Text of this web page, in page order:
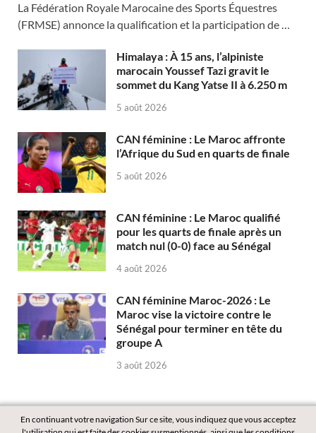
La Fédération Royale Marocaine des Sports Équestres
(FRMSE) annonce la qualification et la participation de …
Himalaya : À 15 ans, l’alpiniste
marocain Youssef Tazi gravit le
sommet du Kang Yatse II à 6.250 m
5 août 2026
CAN féminine : Le Maroc affronte
l’Afrique du Sud en quarts de finale
5 août 2026
CAN féminine : Le Maroc qualifié
pour les quarts de finale après un
match nul (0-0) face au Sénégal
4 août 2026
CAN féminine Maroc-2026 : Le
Maroc vise la victoire contre le
Sénégal pour terminer en tête du
groupe A
3 août 2026
En continuant votre navigation Sur ce site, vous indiquez que vous acceptez